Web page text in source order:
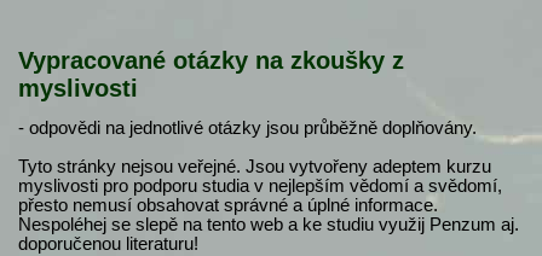
Vypracované otázky na zkoušky z
myslivosti
- odpovědi na jednotlivé otázky jsou průběžně doplňovány.
Tyto stránky nejsou veřejné. Jsou vytvořeny adeptem kurzu
myslivosti pro podporu studia v nejlepším vědomí a svědomí,
přesto nemusí obsahovat správné a úplné informace.
Nespoléhej se slepě na tento web a ke studiu využij Penzum aj.
doporučenou literaturu!